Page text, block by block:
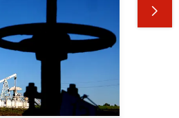
